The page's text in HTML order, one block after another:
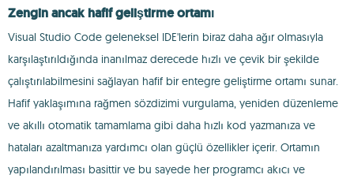
Zengin ancak hafif geliştirme ortamı
Visual Studio Code geleneksel IDE'lerin biraz daha ağır olmasıyla
karşılaştırıldığında inanılmaz derecede hızlı ve çevik bir şekilde
çalıştırılabilmesini sağlayan hafif bir entegre geliştirme ortamı sunar.
Hafif yaklaşımına rağmen sözdizimi vurgulama, yeniden düzenleme
ve akıllı otomatik tamamlama gibi daha hızlı kod yazmanıza ve
hataları azaltmanıza yardımcı olan güçlü özellikler içerir. Ortamın
yapılandırılması basittir ve bu sayede her programcı akıcı ve